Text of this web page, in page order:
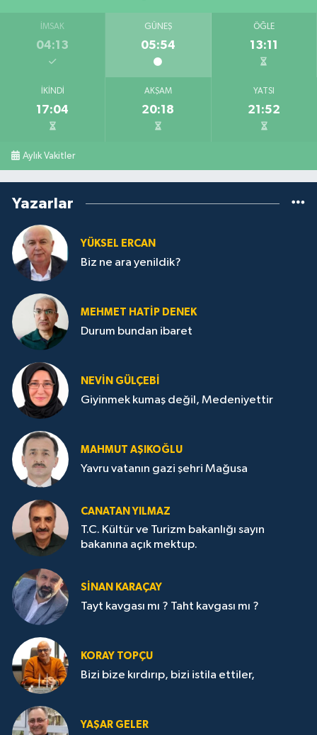
İMSAK
04:13
GÜNEŞ
05:54
ÖĞLE
13:11
İKINDI
17:04
AKŞAM
20:18
YATSI
21:52
Aylık Vakitler
Yazarlar
YÜKSEL ERCAN
Biz ne ara yenildik?
MEHMET HATİP DENEK
Durum bundan ibaret
NEVİN GÜLÇEBİ
Giyinmek kumaş değil, Medeniyettir
MAHMUT AŞIKOĞLU
Yavru vatanın gazi şehri Mağusa
CANATAN YILMAZ
T.C. Kültür ve Turizm bakanlığı sayın
bakanına açık mektup.
SİNAN KARAÇAY
Tayt kavgası mı ? Taht kavgası mı ?
KORAY TOPÇU
Bizi bize kırdırıp, bizi istila ettiler,
YAŞAR GELER